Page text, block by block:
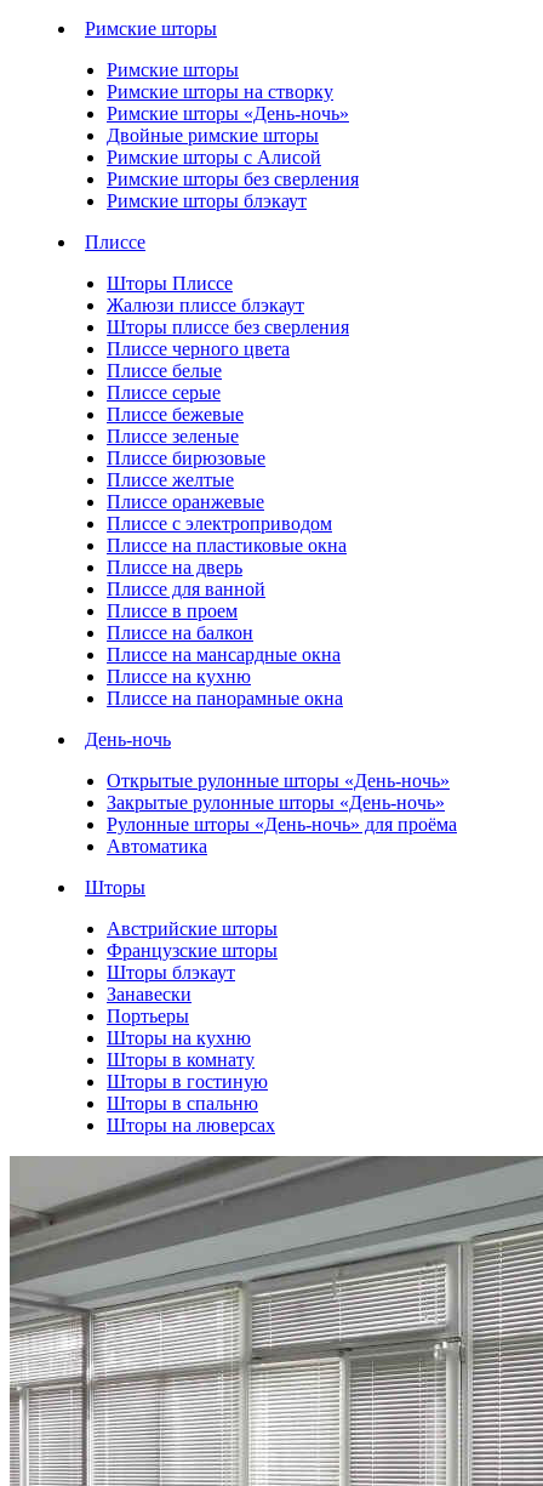
Римские шторы
Римские шторы
Римские шторы на створку
Римские шторы «День-ночь»
Двойные римские шторы
Римские шторы с Алисой
Римские шторы без сверления
Римские шторы блэкаут
Плиссе
Шторы Плиссе
Жалюзи плиссе блэкаут
Шторы плиссе без сверления
Плиссе черного цвета
Плиссе белые
Плиссе серые
Плиссе бежевые
Плиссе зеленые
Плиссе бирюзовые
Плиссе желтые
Плиссе оранжевые
Плиссе с электроприводом
Плиссе на пластиковые окна
Плиссе на дверь
Плиссе для ванной
Плиссе в проем
Плиссе на балкон
Плиссе на мансардные окна
Плиссе на кухню
Плиссе на панорамные окна
День-ночь
Открытые рулонные шторы «День-ночь»
Закрытые рулонные шторы «День-ночь»
Рулонные шторы «День-ночь» для проёма
Автоматика
Шторы
Австрийские шторы
Французские шторы
Шторы блэкаут
Занавески
Портьеры
Шторы на кухню
Шторы в комнату
Шторы в гостиную
Шторы в спальню
Шторы на люверсах